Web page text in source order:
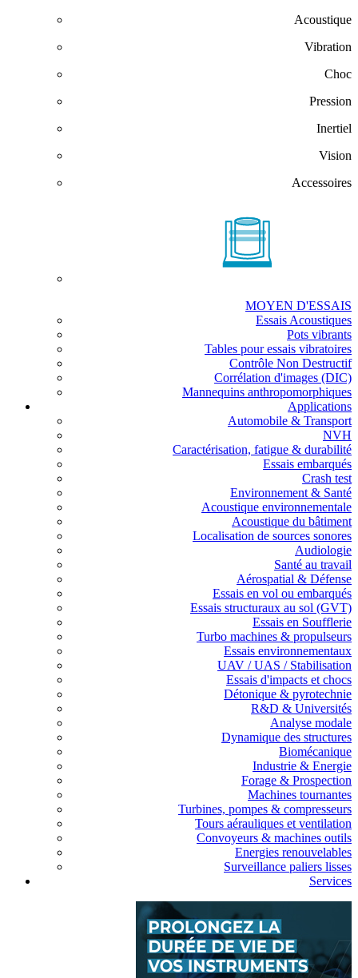
Acoustique
Vibration
Choc
Pression
Inertiel
Vision
Accessoires
MOYEN D'ESSAIS
Essais Acoustiques
Pots vibrants
Tables pour essais vibratoires
Contrôle Non Destructif
Corrélation d'images (DIC)
Mannequins anthropomorphiques
Applications
Automobile & Transport
NVH
Caractérisation, fatigue & durabilité
Essais embarqués
Crash test
Environnement & Santé
Acoustique environnementale
Acoustique du bâtiment
Localisation de sources sonores
Audiologie
Santé au travail
Aérospatial & Défense
Essais en vol ou embarqués
Essais structuraux au sol (GVT)
Essais en Soufflerie
Turbo machines & propulseurs
Essais environnementaux
UAV / UAS / Stabilisation
Essais d'impacts et chocs
Détonique & pyrotechnie
R&D & Universités
Analyse modale
Dynamique des structures
Biomécanique
Industrie & Energie
Forage & Prospection
Machines tournantes
Turbines, pompes & compresseurs
Tours aérauliques et ventilation
Convoyeurs & machines outils
Energies renouvelables
Surveillance paliers lisses
Services